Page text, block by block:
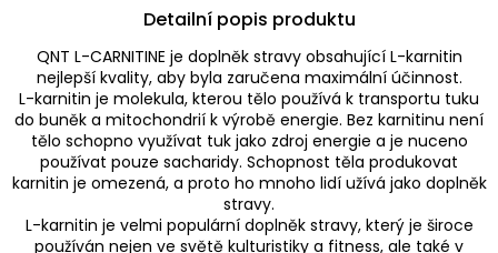
Detailní popis produktu
QNT L-CARNITINE je doplněk stravy obsahující L-karnitin
nejlepší kvality, aby byla zaručena maximální účinnost.
L-karnitin je molekula, kterou tělo používá k transportu tuku
do buněk a mitochondrií k výrobě energie. Bez karnitinu není
tělo schopno využívat tuk jako zdroj energie a je nuceno
používat pouze sacharidy. Schopnost těla produkovat
karnitin je omezená, a proto ho mnoho lidí užívá jako doplněk
stravy.
L-karnitin je velmi populární doplněk stravy, který je široce
používán nejen ve světě kulturistiky a fitness, ale také v